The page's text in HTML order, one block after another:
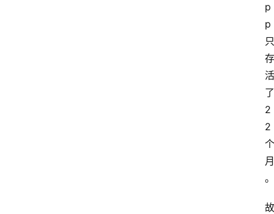
p
p
只
存
活
了
2
2
个
月
。
故